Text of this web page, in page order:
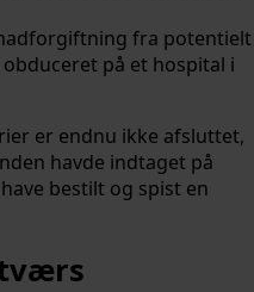
fra potentielt
på et hospital i
er endnu ikke afsluttet,
havde indtaget på
bestilt og spist en